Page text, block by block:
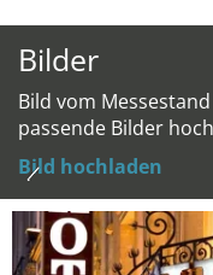
Bilder
Bild vom
passende Bilder
Bild hochladen